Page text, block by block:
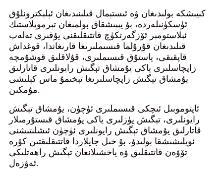
كىيىشكە بولىدىغان ۋە ئىستېمال قىلىنىدىغان ئېلېكترونلۇق
ئۈسكۈنىلەردە، بۇ يېپىشقاق بولمىغان تېرموپلاستىك
ئېلاستومېر ئۆزگەرتكۈچ قاتتىقلىقنى يۇقىرى تەلەپ
قىلىدىغان قۇرۇلما قىسىملىرىغا قارىغاندا، قوغداش
قاپقىقى، ياستۇق قىسىملىرى، قۇلاقلىق قوشۇمچە
زاپچاسلىرى ياكى يۇمشاق تېگىش رايونلىرى قاتارلىق
يۇمشاق تېگىش زاپچاسلىرىغا تېخىمۇ ماس كېلىشى
مۇمكىن.
ئاپتوموبىل ئىچكى قىسىملىرى ئۈچۈن، يۇمشاق تېگىش
رايونلىرى، تېگىش يۈزلىرى ياكى يۇمشاق قىستۇرمىلار
قاتارلىق يۇمشاق تېگىش رايونلىرى ئۈچۈن ئىشلىتىشنى
ئويلىشىشقا بولىدۇ، بۇ خىل جايلاردا قاتتىقلىقتىن كۆرە
تۆۋەن قاتتىقلىق ۋە ياخشىلانغان تېگىش راھەتلىكى
ئەۋزەل.